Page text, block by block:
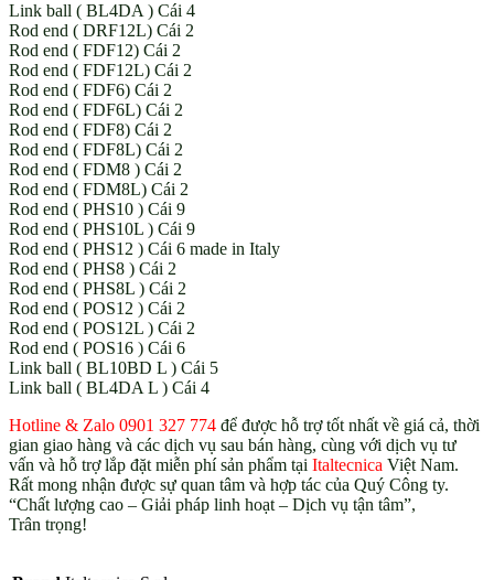
Link ball ( BL4DA ) Cái 4
Rod end ( DRF12L) Cái 2
Rod end ( FDF12) Cái 2
Rod end ( FDF12L) Cái 2
Rod end ( FDF6) Cái 2
Rod end ( FDF6L) Cái 2
Rod end ( FDF8) Cái 2
Rod end ( FDF8L) Cái 2
Rod end ( FDM8 ) Cái 2
Rod end ( FDM8L) Cái 2
Rod end ( PHS10 ) Cái 9
Rod end ( PHS10L ) Cái 9
Rod end ( PHS12 ) Cái 6 made in Italy
Rod end ( PHS8 ) Cái 2
Rod end ( PHS8L ) Cái 2
Rod end ( POS12 ) Cái 2
Rod end ( POS12L ) Cái 2
Rod end ( POS16 ) Cái 6
Link ball ( BL10BD L ) Cái 5
Link ball ( BL4DA L ) Cái 4
Hotline & Zalo 0901 327 774 để được hỗ trợ tốt nhất về giá cả, thời
gian giao hàng và các dịch vụ sau bán hàng, cùng với dịch vụ tư
vấn và hỗ trợ lắp đặt miễn phí sản phẩm tại Italtecnica Việt Nam.
Rất mong nhận được sự quan tâm và hợp tác của Quý Công ty.
“Chất lượng cao – Giải pháp linh hoạt – Dịch vụ tận tâm”,
Trân trọng!